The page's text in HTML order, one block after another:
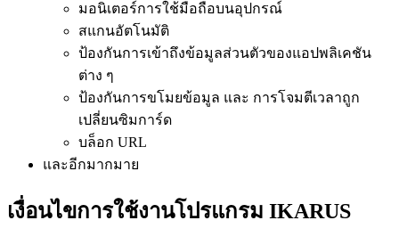
มอนิเตอร์การใช้มือถือบนอุปกรณ์
สแกนอัตโนมัติ
ป้องกันการเข้าถึงข้อมูลส่วนตัวของแอปพลิเคชัน
ต่าง ๆ
ป้องกันการขโมยข้อมูล และ การโจมตีเวลาถูก
เปลี่ยนซิมการ์ด
บล็อก URL
และอีกมากมาย
เงื่อนไขการใช้งานโปรแกรม IKARUS